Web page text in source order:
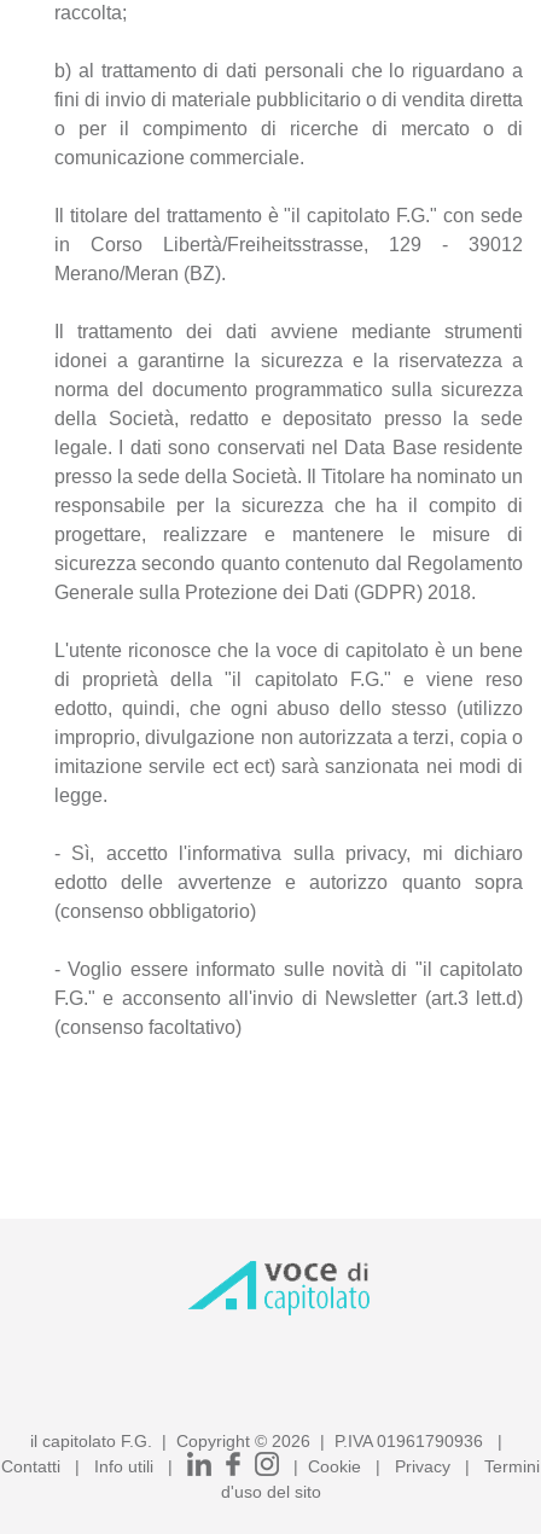
raccolta;
b) al trattamento di dati personali che lo riguardano a
fini di invio di materiale pubblicitario o di vendita diretta
o per il compimento di ricerche di mercato o di
comunicazione commerciale.
Il titolare del trattamento è "il capitolato F.G." con sede
in Corso Libertà/Freiheitsstrasse, 129 - 39012
Merano/Meran (BZ).
Il trattamento dei dati avviene mediante strumenti
idonei a garantirne la sicurezza e la riservatezza a
norma del documento programmatico sulla sicurezza
della Società, redatto e depositato presso la sede
legale. I dati sono conservati nel Data Base residente
presso la sede della Società. Il Titolare ha nominato un
responsabile per la sicurezza che ha il compito di
progettare, realizzare e mantenere le misure di
sicurezza secondo quanto contenuto dal Regolamento
Generale sulla Protezione dei Dati (GDPR) 2018.
L'utente riconosce che la voce di capitolato è un bene
di proprietà della "il capitolato F.G." e viene reso
edotto, quindi, che ogni abuso dello stesso (utilizzo
improprio, divulgazione non autorizzata a terzi, copia o
imitazione servile ect ect) sarà sanzionata nei modi di
legge.
- Sì, accetto l'informativa sulla privacy, mi dichiaro
edotto delle avvertenze e autorizzo quanto sopra
(consenso obbligatorio)
- Voglio essere informato sulle novità di "il capitolato
F.G." e acconsento all'invio di Newsletter (art.3 lett.d)
(consenso facoltativo)
il capitolato F.G. | Copyright © 2026 | P.IVA 01961790936 |
Contatti | Info utili | | Cookie | Privacy | Termini
d'uso del sito